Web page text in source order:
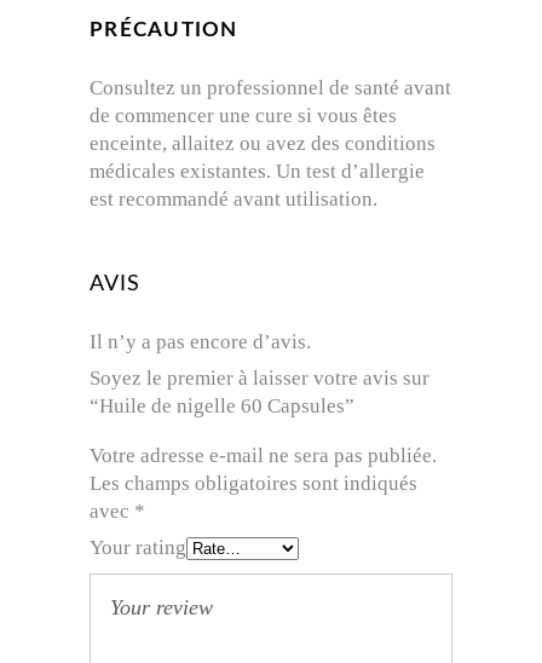
PRÉCAUTION
Consultez un professionnel de santé avant
de commencer une cure si vous êtes
enceinte, allaitez ou avez des conditions
médicales existantes. Un test d’allergie
est recommandé avant utilisation.
AVIS
Il n’y a pas encore d’avis.
Soyez le premier à laisser votre avis sur
“Huile de nigelle 60 Capsules”
Votre adresse e-mail ne sera pas publiée.
Les champs obligatoires sont indiqués
avec *
Your rating